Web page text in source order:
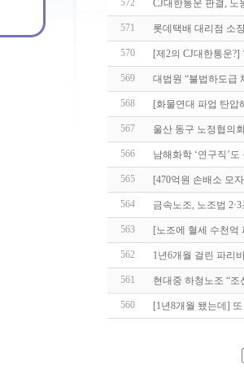
572 CJ대한통운 판결, 노
571 롯데택배 대리점 소
570 [제2의 CJ대한통운
569 대법원 “불법하도급
568 [화물연대 파업 탄
567 울산 동구 노정협의
566 남해화학 ‘연구직’
565 [470억원 손배소 모
564 금속노조, 노조법
563 [노조에 혈세 수천
562 1년6개월 걸린 파리
561 현대중 하청노조 “
560 [1년8개월 됐는데]